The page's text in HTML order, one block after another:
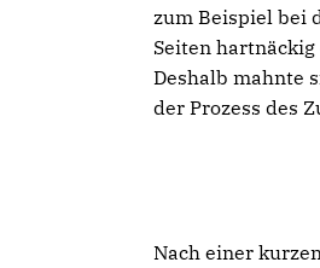
zum Beispiel bei
Seiten
Deshalb mahnte
der Prozess des
Nach einer